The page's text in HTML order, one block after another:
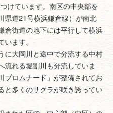
けています。南区の中央部を
県道21号横浜鎌倉線）が南北
倉街道の地下には平行して横浜
ます。
に大岡川と途中で分流する中村
流れる堀割川も分流していま
プロムナード」が整備されてお
と多くのサクラが咲き誇ってい